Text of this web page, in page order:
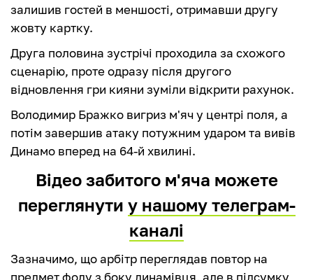
залишив гостей в меншості, отримавши другу
жовту картку.
Друга половина зустрічі проходила за схожого
сценарію, проте одразу після другого
відновлення гри кияни зуміли відкрити рахунок.
Володимир Бражко вигриз м'яч у центрі поля, а
потім завершив атаку потужним ударом та вивів
Динамо вперед на 64-й хвилині.
Відео забитого м'яча можете
переглянути у нашому телеграм-
каналі
Зазначимо, що арбітр переглядав повтор на